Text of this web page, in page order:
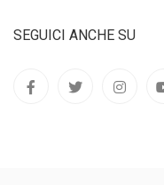
SEGUICI ANCHE SU